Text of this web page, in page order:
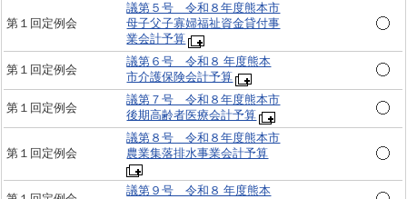
第１回定例会
議第５号 令和８年度熊本市
母子父子寡婦福祉資金貸付事
業会計予算
第１回定例会
議第６号 令和８ 年度熊本
市介護保険会計予算
第１回定例会
議第７号 令和８年度熊本市
後期高齢者医療会計予算
第１回定例会
議第８号 令和８年度熊本市
農業集落排水事業会計予算
議第９号 令和８ 年度熊本